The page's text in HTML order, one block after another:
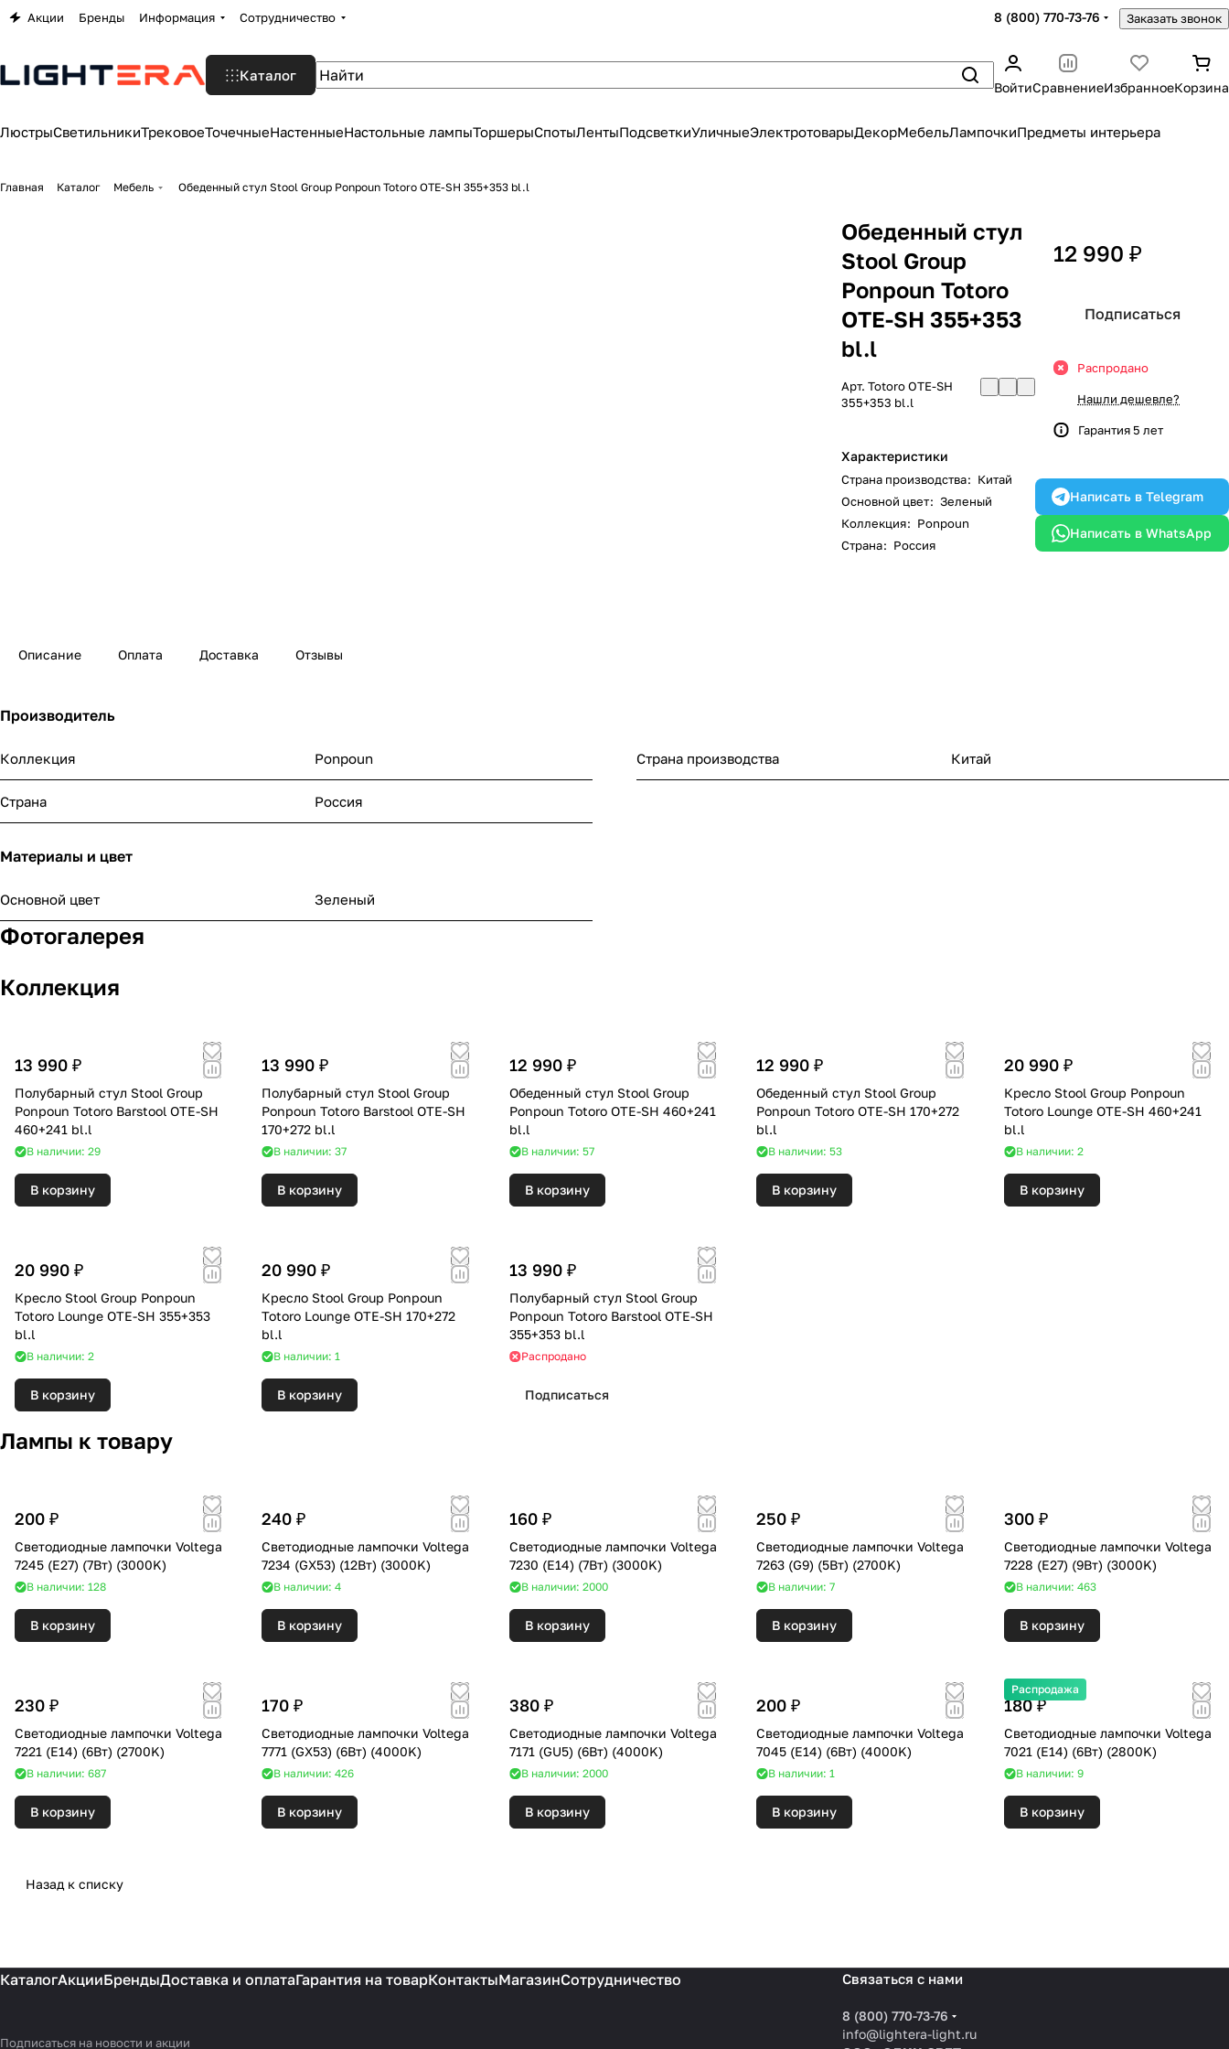
Акции Бренды Информация Сотрудничество 8 (800) 770-73-76 Заказать звонок
Каталог
ВойтиСравнениеИзбранноеКорзина
ЛюстрыСветильникиТрековоеТочечныеНастенныеНастольные лампыТоршерыСпотыЛентыПодсветкиУличныеЭлектротоварыДекорМебельЛампочкиПредметы интерьера
Главная Каталог Мебель Обеденный стул Stool Group Ponpoun Totoro OTE-SH 355+353 bl.l
Обеденный стул
Stool Group
Ponpoun Totoro
OTE-SH 355+353
bl.l
Арт. Totoro OTE-SH
355+353 bl.l
Характеристики
Страна производства: Китай
Основной цвет: Зеленый
Коллекция: Ponpoun
Страна: Россия
12 990 ₽
Подписаться
Распродано
Нашли дешевле?
Гарантия 5 лет
Написать в Telegram
Написать в WhatsApp
Описание Оплата Доставка Отзывы
Производитель
Коллекция Ponpoun Страна производства Китай
Страна Россия
Материалы и цвет
Основной цвет Зеленый
Фотогалерея
Коллекция
13 990 ₽
Полубарный стул Stool Group
Ponpoun Totoro Barstool OTE-SH
460+241 bl.l
В наличии: 29
В корзину
13 990 ₽
Полубарный стул Stool Group
Ponpoun Totoro Barstool OTE-SH
170+272 bl.l
В наличии: 37
В корзину
12 990 ₽
Обеденный стул Stool Group
Ponpoun Totoro OTE-SH 460+241
bl.l
В наличии: 57
В корзину
12 990 ₽
Обеденный стул Stool Group
Ponpoun Totoro OTE-SH 170+272
bl.l
В наличии: 53
В корзину
20 990 ₽
Кресло Stool Group Ponpoun
Totoro Lounge OTE-SH 460+241
bl.l
В наличии: 2
В корзину
20 990 ₽
Кресло Stool Group Ponpoun
Totoro Lounge OTE-SH 355+353
bl.l
В наличии: 2
В корзину
20 990 ₽
Кресло Stool Group Ponpoun
Totoro Lounge OTE-SH 170+272
bl.l
В наличии: 1
В корзину
13 990 ₽
Полубарный стул Stool Group
Ponpoun Totoro Barstool OTE-SH
355+353 bl.l
Распродано
Подписаться
Лампы к товару
200 ₽
Светодиодные лампочки Voltega
7245 (E27) (7Вт) (3000K)
В наличии: 128
В корзину
240 ₽
Светодиодные лампочки Voltega
7234 (GX53) (12Вт) (3000K)
В наличии: 4
В корзину
160 ₽
Светодиодные лампочки Voltega
7230 (E14) (7Вт) (3000K)
В наличии: 2000
В корзину
250 ₽
Светодиодные лампочки Voltega
7263 (G9) (5Вт) (2700K)
В наличии: 7
В корзину
300 ₽
Светодиодные лампочки Voltega
7228 (E27) (9Вт) (3000K)
В наличии: 463
В корзину
230 ₽
Светодиодные лампочки Voltega
7221 (E14) (6Вт) (2700K)
В наличии: 687
В корзину
170 ₽
Светодиодные лампочки Voltega
7771 (GX53) (6Вт) (4000K)
В наличии: 426
В корзину
380 ₽
Светодиодные лампочки Voltega
7171 (GU5) (6Вт) (4000K)
В наличии: 2000
В корзину
200 ₽
Светодиодные лампочки Voltega
7045 (E14) (6Вт) (4000K)
В наличии: 1
В корзину
Распродажа
180 ₽
Светодиодные лампочки Voltega
7021 (E14) (6Вт) (2800K)
В наличии: 9
В корзину
Назад к списку
КаталогАкцииБрендыДоставка и оплатаГарантия на товарКонтактыМагазинСотрудничество
Подписаться на новости и акции
Связаться с нами
8 (800) 770-73-76
info@lightera-light.ru